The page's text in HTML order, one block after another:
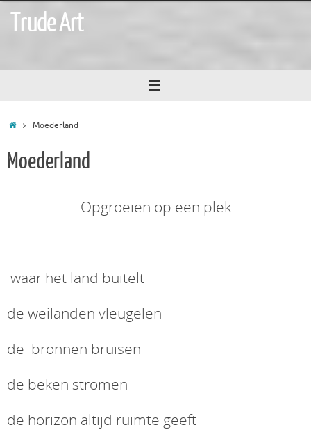
Trude Art
HomeMoederland
Moederland
Opgroeien op een plek
waar het land buitelt
de weilanden vleugelen
de bronnen bruisen
de beken stromen
de horizon altijd ruimte geeft